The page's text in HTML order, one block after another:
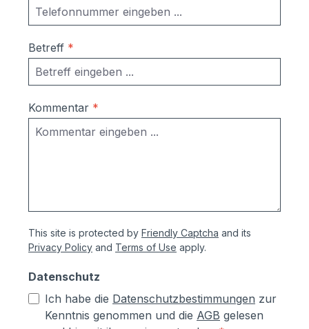
Betreff *
Kommentar *
This site is protected by Friendly Captcha and its
Privacy Policy and Terms of Use apply.
Datenschutz
Ich habe die Datenschutzbestimmungen zur
Kenntnis genommen und die AGB gelesen